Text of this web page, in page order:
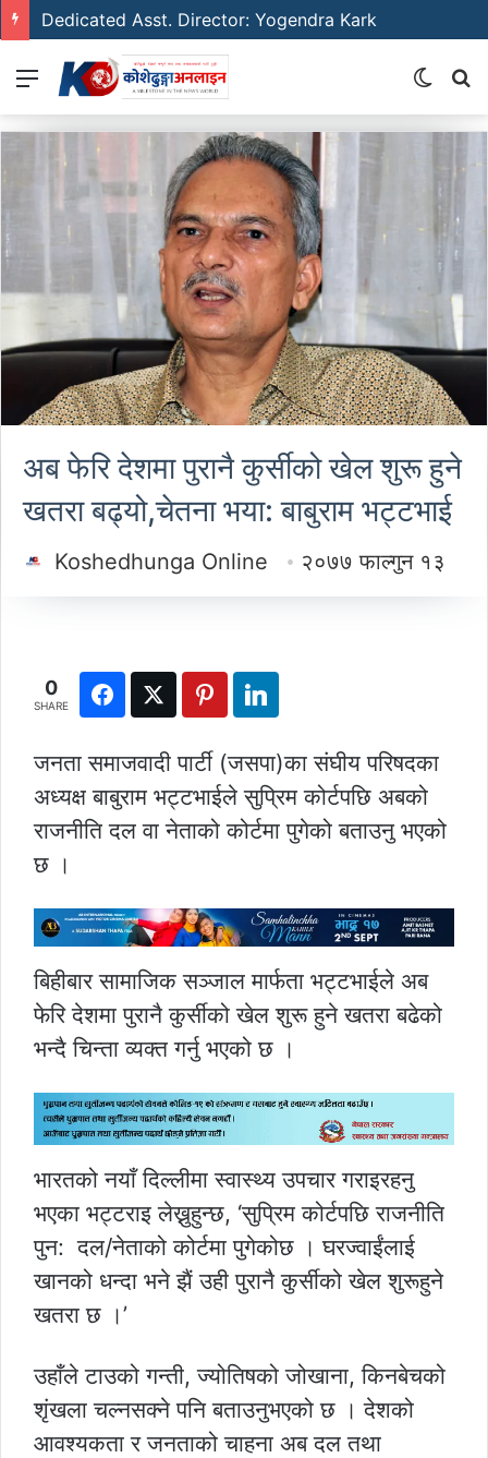
Dedicated Asst. Director: Yogendra Kark
Menu
Switch
अब फेरि देशमा पुरानै कुर्सीको खेल शुरू हुने
खतरा बढ्यो,चेतना भया: बाबुराम भट्टभाई
Koshedhunga Online २०७७ फाल्गुन १३
0
SHARE
जनता समाजवादी पार्टी (जसपा)का संघीय परिषदका
अध्यक्ष बाबुराम भट्टभाईले सुप्रिम कोर्टपछि अबको
राजनीति दल वा नेताको कोर्टमा पुगेको बताउनु भएको
छ ।
बिहीबार सामाजिक सञ्जाल मार्फता भट्टभाईले अब
फेरि देशमा पुरानै कुर्सीको खेल शुरू हुने खतरा बढेको
भन्दै चिन्ता व्यक्त गर्नु भएको छ ।
भारतको नयाँ दिल्लीमा स्वास्थ्य उपचार गराइरहनु
भएका भट्टराइ लेख्नुहुन्छ, ‘सुप्रिम कोर्टपछि राजनीति
पुन: दल/नेताको कोर्टमा पुगेकोछ । घरज्वाईंलाई
खानको धन्दा भने झैं उही पुरानै कुर्सीको खेल शुरूहुने
खतरा छ ।’
उहाँले टाउको गन्ती, ज्योतिषको जोखाना, किनबेचको
शृंखला चल्नसक्ने पनि बताउनुभएको छ । देशको
आवश्यकता र जनताको चाहना अब दल तथा